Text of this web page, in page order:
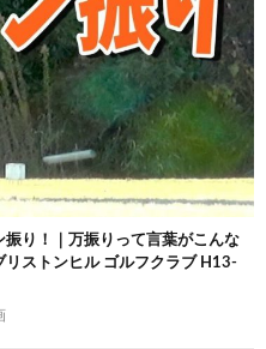
振り！｜万振りって言葉がこんな
ストンヒル ゴルフクラブ H13-